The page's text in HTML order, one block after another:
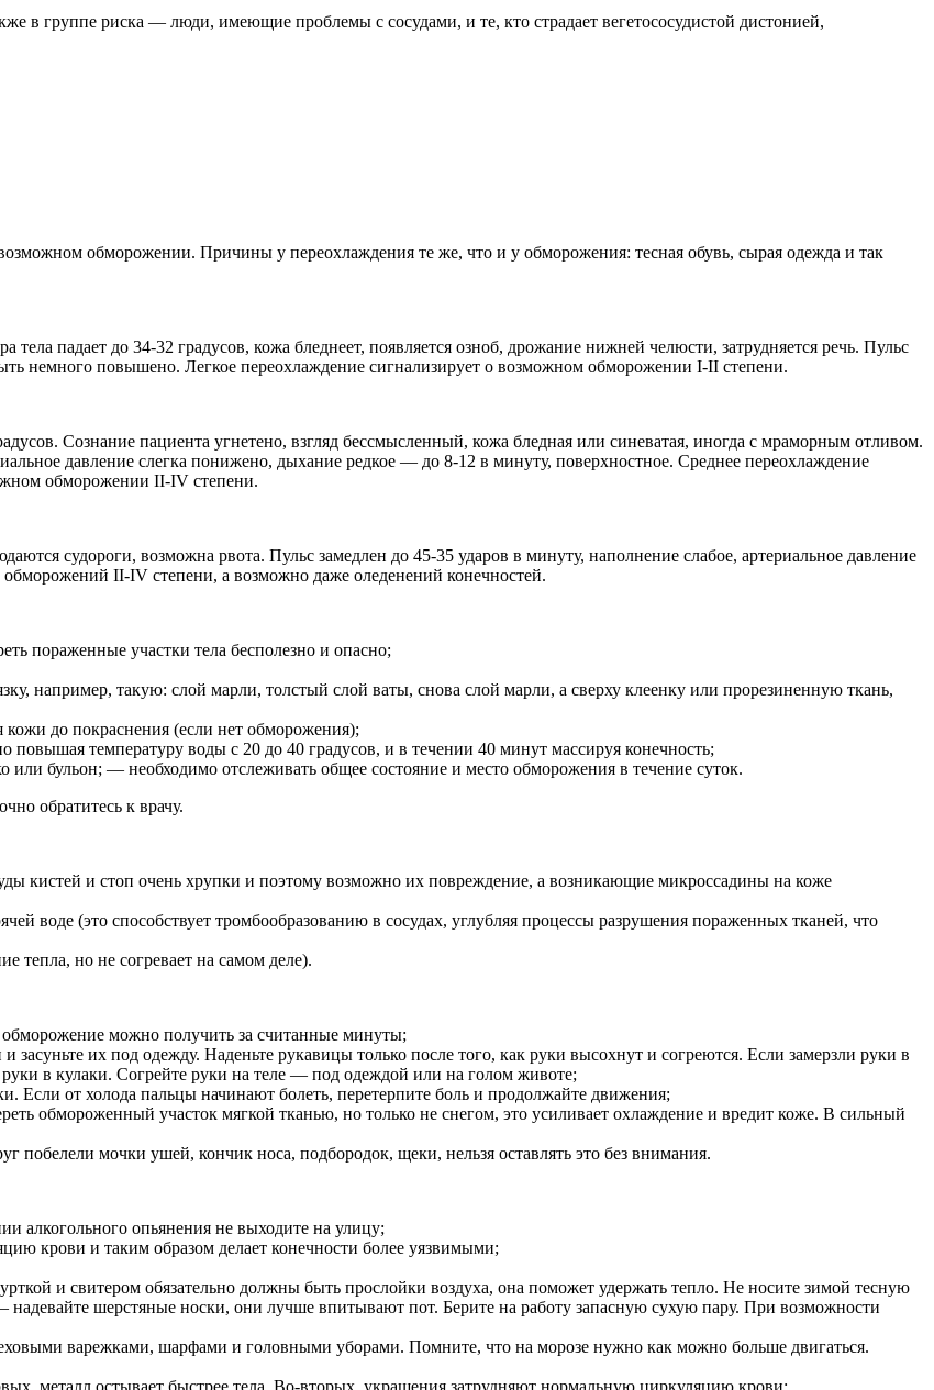
в группе риска — люди, имеющие проблемы с сосудами, и те, кто страдает вегетососудистой дистонией,
обморожении. Причины у переохлаждения те же, что и у обморожения: тесная обувь, сырая одежда и так
падает до 34-32 градусов, кожа бледнеет, появляется озноб, дрожание нижней челюсти, затрудняется речь. Пульс
немного повышено. Легкое переохлаждение сигнализирует о возможном обморожении I-II степени.
Сознание пациента угнетено, взгляд бессмысленный, кожа бледная или синеватая, иногда с мраморным отливом.
давление слегка понижено, дыхание редкое — до 8-12 в минуту, поверхностное. Среднее переохлаждение
обморожении II-IV степени.
судороги, возможна рвота. Пульс замедлен до 45-35 ударов в минуту, наполнение слабое, артериальное давление
II-IV степени, а возможно даже оледенений конечностей.
пораженные участки тела бесполезно и опасно;
например, такую: слой марли, толстый слой ваты, снова слой марли, а сверху клеенку или прорезиненную ткань,
кожи до покраснения (если нет обморожения);
температуру воды с 20 до 40 градусов, и в течении 40 минут массируя конечность;
бульон; — необходимо отслеживать общее состояние и место обморожения в течение суток.
обратитесь к врачу.
кистей и стоп очень хрупки и поэтому возможно их повреждение, а возникающие микроссадины на коже
воде (это способствует тромбообразованию в сосудах, углубляя процессы разрушения пораженных тканей, что
тепла, но не согревает на самом деле).
можно получить за считанные минуты;
их под одежду. Наденьте рукавицы только после того, как руки высохнут и согреются. Если замерзли руки в
в кулаки. Согрейте руки на теле — под одеждой или на голом животе;
Если от холода пальцы начинают болеть, перетерпите боль и продолжайте движения;
обмороженный участок мягкой тканью, но только не снегом, это усиливает охлаждение и вредит коже. В сильный
побелели мочки ушей, кончик носа, подбородок, щеки, нельзя оставлять это без внимания.
алкогольного опьянения не выходите на улицу;
крови и таким образом делает конечности более уязвимыми;
и свитером обязательно должны быть прослойки воздуха, она поможет удержать тепло. Не носите зимой тесную
шерстяные носки, они лучше впитывают пот. Берите на работу запасную сухую пару. При возможности
варежками, шарфами и головными уборами. Помните, что на морозе нужно как можно больше двигаться.